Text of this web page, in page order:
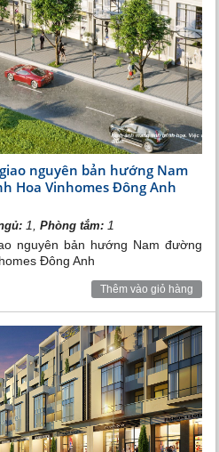
nguyên bản hướng Nam
Hoa Vinhomes Đông Anh
1,Phòng tắm: 1
nguyên bản hướng Nam đường
Đông Anh
Thêm vào giỏ hàng